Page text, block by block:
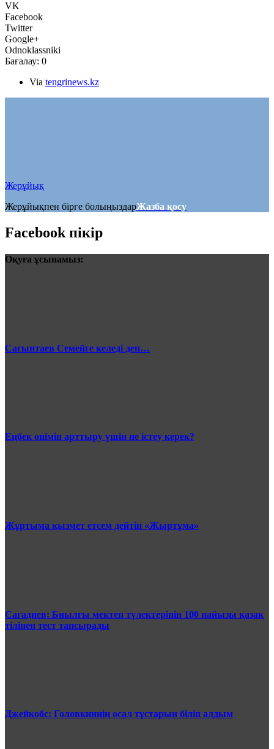
VK
Facebook
Twitter
Google+
Odnoklassniki
Бағалау: 0
Via tengrinews.kz
Жерұйық
Жерұйықпен бірге болыңыздарЖазба қосу
Facebook пікір
Оқуға ұсынамыз:
Сағынтаев Семейге келеді деп…
Еңбек өнімін арттыру үшін не істеу керек?
Жұртыма қызмет етсем дейтін «Жыртұма»
Сағадиев: Биылғы мектеп түлектерінің 100 пайызы қазақ
тілінен тест тапсырады
Джейкобс: Головкиннің осал тұстарын біліп алдым